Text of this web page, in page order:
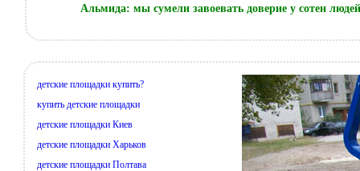
Альмида: мы сумели завоевать доверие у сотен
детские площадки купить?
купить детские площадки
детские площадки Киев
детские площадки Харьков
детские площадки Полтава